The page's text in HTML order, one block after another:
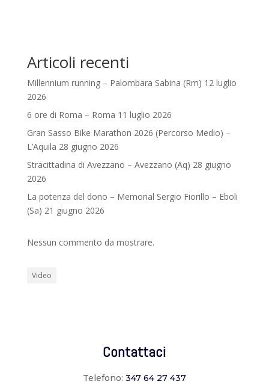
Articoli recenti
Millennium running – Palombara Sabina (Rm) 12 luglio
2026
6 ore di Roma – Roma 11 luglio 2026
Gran Sasso Bike Marathon 2026 (Percorso Medio) –
L’Aquila 28 giugno 2026
Stracittadina di Avezzano – Avezzano (Aq) 28 giugno
2026
La potenza del dono – Memorial Sergio Fiorillo – Eboli
(Sa) 21 giugno 2026
Nessun commento da mostrare.
Video
Contattaci
Telefono: 347 64 27 437